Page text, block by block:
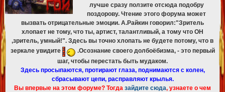
лучше сразу ползите отсюда подобру
поздорову. Чтение этого форума может
вызвать отрицательные эмоции. А.Райкин говорил:"Зритель
хлопает не тому, что ты, артист, талантливый, а тому что ОН
,зритель, умный!". Здесь вы точно хлопать не будете потому, что в
зеркале увидите
.Осознание своего долбоёбизма, - это первый
шаг, чтобы перестать быть мудаком.
Здесь просыпаются, протирают глаза, поднимаются с колен,
сбрасывают цепи, расправляют крылья.
Вы впервые на этом форуме? Тогда зайдите сюда, узнаете о чем